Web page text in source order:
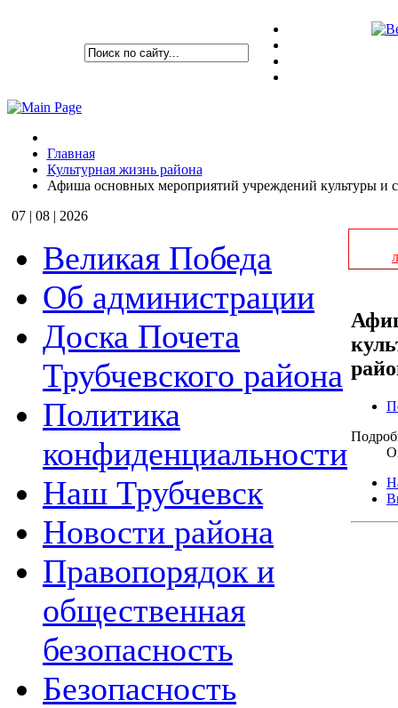
Главная
Культурная жизнь района
Афиша основных мероприятий учреждений культуры и
07 | 08 | 2026
Великая Победа
Об администрации
Доска Почета
Трубчевского района
Политика
конфиденциальности
Наш Трубчевск
Новости района
Правопорядок и
общественная
безопасность
Безопасность